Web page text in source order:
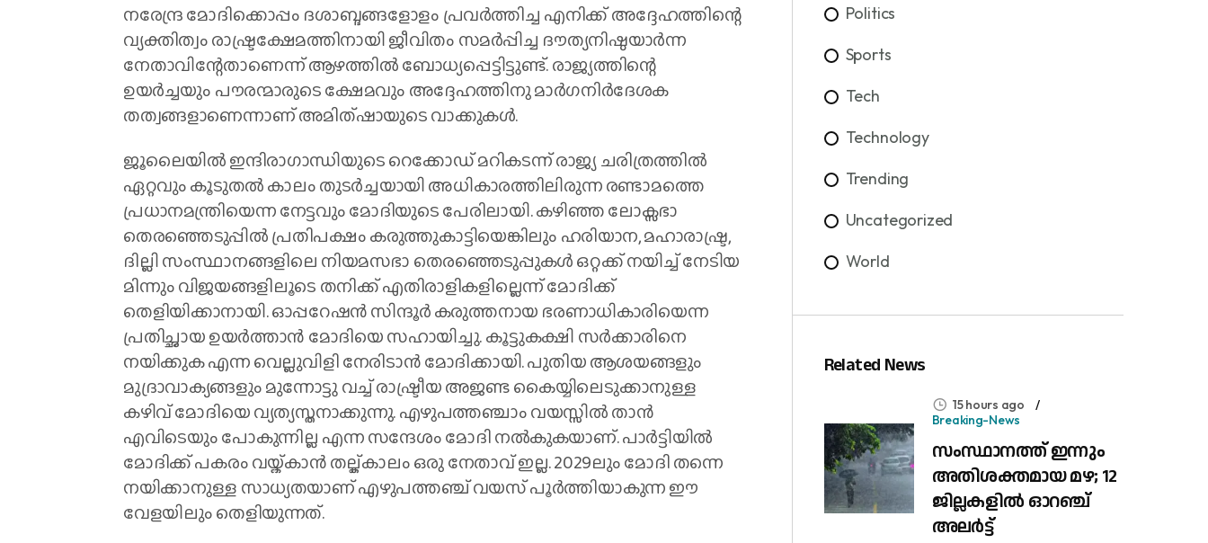
നരേന്ദ്ര മോദിക്കൊപ്പം ദശാബ്ദങ്ങളോളം പ്രവർത്തിച്ച എനിക്ക് അദ്ദേഹത്തിന്റെ
വ്യക്തിത്വം രാഷ്ട്രക്ഷേമത്തിനായി ജീവിതം സമർപ്പിച്ച ദൗത്യനിഷ്ഠയാർന്ന
നേതാവിന്റേതാണെന്ന് ആഴത്തിൽ ബോധ്യപ്പെട്ടിട്ടുണ്ട്. രാജ്യത്തിന്റെ
ഉയർച്ചയും പൗരന്മാരുടെ ക്ഷേമവും അദ്ദേഹത്തിനു മാർഗനിർദേശക
തത്വങ്ങളാണെന്നാണ് അമിത്ഷായുടെ വാക്കുകൾ.
ജൂലൈയിൽ ഇന്ദിരാ​ഗാന്ധിയുടെ റെക്കോഡ് മറികടന്ന് രാജ്യ ചരിത്രത്തിൽ
ഏറ്റവും കൂടുതൽ കാലം തുടർച്ചയായി അധികാരത്തിലിരുന്ന രണ്ടാമത്തെ
പ്രധാനമന്ത്രിയെന്ന നേട്ടവും മോദിയുടെ പേരിലായി. കഴിഞ്ഞ ലോക്സഭാ
തെരഞ്ഞെടുപ്പിൽ പ്രതിപക്ഷം കരുത്തുകാട്ടിയെങ്കിലും ഹരിയാന, മഹാരാഷ്ട്ര,
ദില്ലി സംസ്ഥാനങ്ങളിലെ നിയമസഭാ തെരഞ്ഞെടുപ്പുകൾ ഒറ്റക്ക് നയിച്ച് നേടിയ
മിന്നും വിജയങ്ങളിലൂടെ തനിക്ക് എതിരാളികളില്ലെന്ന് മോദിക്ക്
തെളിയിക്കാനായി. ഓപ്പറേഷൻ സിന്ദൂർ കരുത്തനായ ഭരണാധികാരിയെന്ന
പ്രതിച്ഛായ ഉയർത്താൻ മോദിയെ സഹായിച്ചു. കൂട്ടുകക്ഷി സർക്കാരിനെ
നയിക്കുക എന്ന വെല്ലുവിളി നേരിടാൻ മോദിക്കായി. പുതിയ ആശയങ്ങളും
മുദ്രാവാക്യങ്ങളും മുന്നോട്ടു വച്ച് രാഷ്ട്രീയ അജണ്ട കൈയ്യിലെടുക്കാനുള്ള
കഴിവ് മോദിയെ വ്യത്യസ്തനാക്കുന്നു. എഴുപത്തഞ്ചാം വയസ്സിൽ താൻ
എവിടെയും പോകുന്നില്ല എന്ന സന്ദേശം മോദി നല്‍കുകയാണ്. പാർട്ടിയിൽ
മോദിക്ക് പകരം വയ്ക്കാൻ തല്ക്കാലം ഒരു നേതാവ് ഇല്ല. 2029ലും മോദി തന്നെ
നയിക്കാനുള്ള സാധ്യതയാണ് എഴുപത്തഞ്ച് വയസ് പൂർത്തിയാകുന്ന ഈ
വേളയിലും തെളിയുന്നത്.
Politics
Sports
Tech
Technology
Trending
Uncategorized
World
Related News
15 hours ago
Breaking-News
സം​സ്ഥാ​ന​ത്ത് ഇ​ന്നും
അ​തി​ശ​ക്ത​മാ​യ മ​ഴ; 12
ജില്ലകളിൽ ഓറഞ്ച്
അലർട്ട്